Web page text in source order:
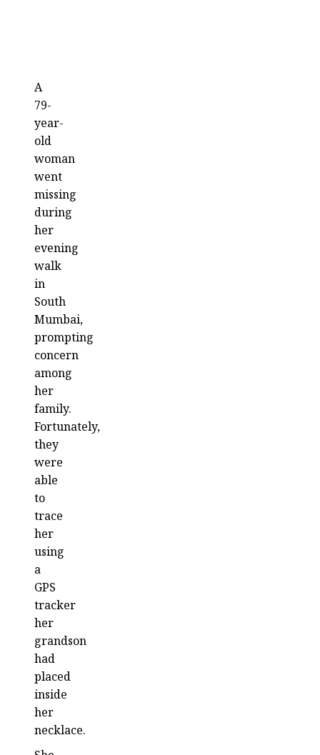
A
79-
year-
old
woman
went
missing
during
her
evening
walk
in
South
Mumbai,
prompting
concern
among
her
family.
Fortunately,
they
were
able
to
trace
her
using
a
GPS
tracker
her
grandson
had
placed
inside
her
necklace.